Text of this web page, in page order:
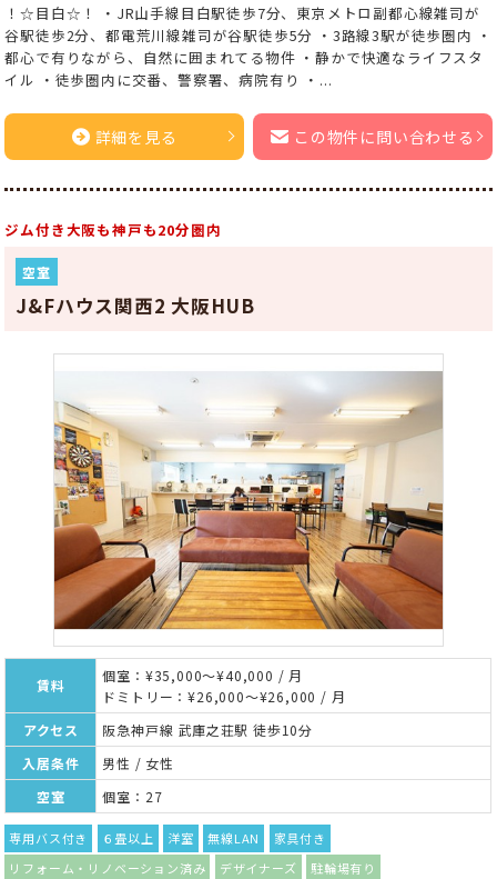
！☆目白☆！ ・JR山手線目白駅徒歩7分、東京メトロ副都心線雑司が
谷駅徒歩2分、都電荒川線雑司が谷駅徒歩5分 ・3路線3駅が徒歩圏内 ・
都心で有りながら、自然に囲まれてる物件 ・静かで快適なライフスタ
イル ・徒歩圏内に交番、警察署、病院有り ・...
詳細を見る この物件に問い合わせる
ジム付き大阪も神戸も20分圏内
空室
J&Fハウス関西2 大阪HUB
賃料
個室：¥35,000～¥40,000 / 月
ドミトリー：¥26,000～¥26,000 / 月
アクセス
阪急神戸線 武庫之荘駅 徒歩10分
入居条件
男性 / 女性
空室
個室：27
専用バス付き ６畳以上 洋室 無線LAN
家具付き
リフォーム・リノベーション済み
デザイナーズ 駐輪場有り